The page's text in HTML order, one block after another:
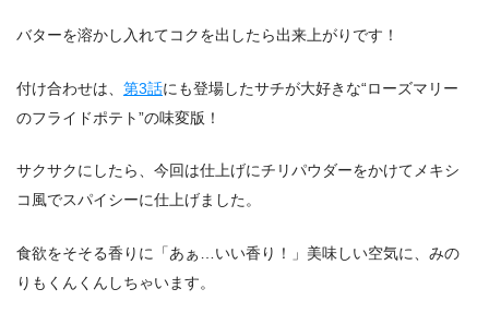
バターを溶かし入れてコクを出したら出来上がりです！
付け合わせは、 第3話にも登場したサチが大好きな“ローズマリー
のフライドポテト”の味変版！
サクサクにしたら、今回は仕上げにチリパウダーをかけてメキシ
コ風でスパイシーに仕上げました。
食欲をそそる香りに「あぁ…いい香り！」美味しい空気に、みの
りもくんくんしちゃいます。